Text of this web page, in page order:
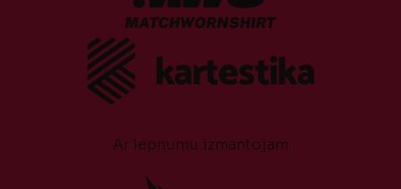
Ar lepnumu izmantojam